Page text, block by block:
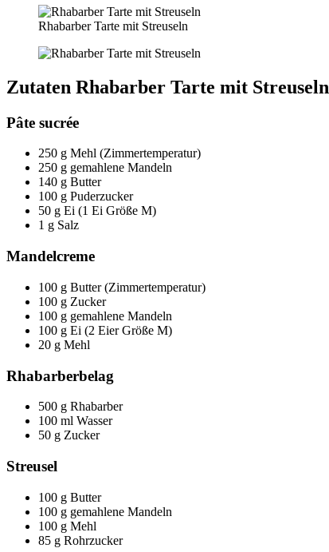
Rhabarber Tarte mit Streuseln
Zutaten Rhabarber Tarte mit Streuseln
Pâte sucrée
250 g Mehl (Zimmertemperatur)
250 g gemahlene Mandeln
140 g Butter
100 g Puderzucker
50 g Ei (1 Ei Größe M)
1 g Salz
Mandelcreme
100 g Butter (Zimmertemperatur)
100 g Zucker
100 g gemahlene Mandeln
100 g Ei (2 Eier Größe M)
20 g Mehl
Rhabarberbelag
500 g Rhabarber
100 ml Wasser
50 g Zucker
Streusel
100 g Butter
100 g gemahlene Mandeln
100 g Mehl
85 g Rohrzucker